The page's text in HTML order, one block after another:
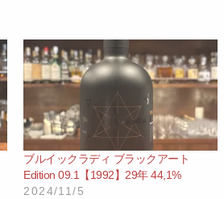
ブルイックラディ ブラックアート
Edition 09.1【1992】29年 44,1%
2024/11/5